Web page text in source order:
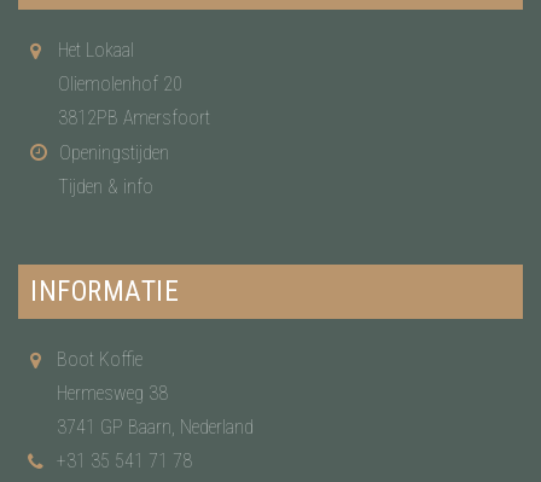
Het Lokaal
Oliemolenhof 20
3812PB Amersfoort
Openingstijden
Tijden & info
INFORMATIE
Boot Koffie
Hermesweg 38
3741 GP Baarn, Nederland
+31 35 541 71 78